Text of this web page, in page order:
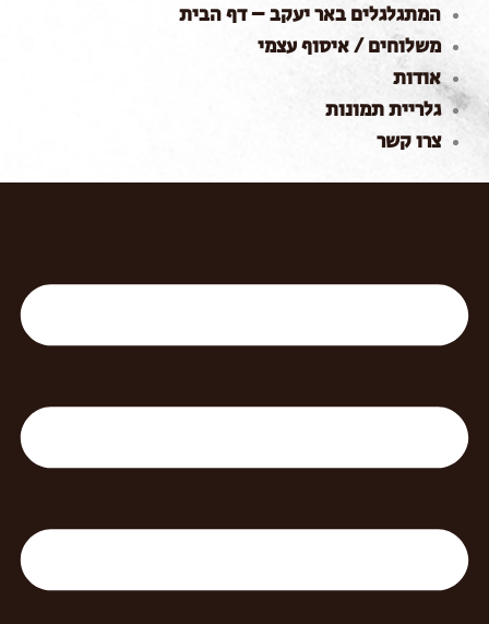
דילוג
המתגלגלים באר יעקב – דף הבית
משלוחים / איסוף עצמי
אודות
גלריית תמונות
צרו קשר